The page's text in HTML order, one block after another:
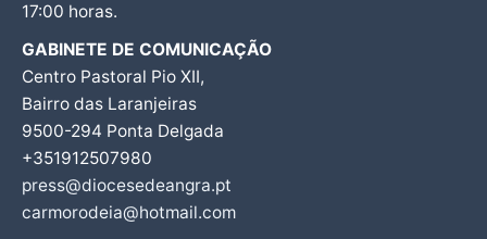
17:00 horas.
GABINETE DE COMUNICAÇÃO
Centro Pastoral Pio XII,
Bairro das Laranjeiras
9500-294 Ponta Delgada
+351912507980
press@diocesedeangra.pt
carmorodeia@hotmail.com